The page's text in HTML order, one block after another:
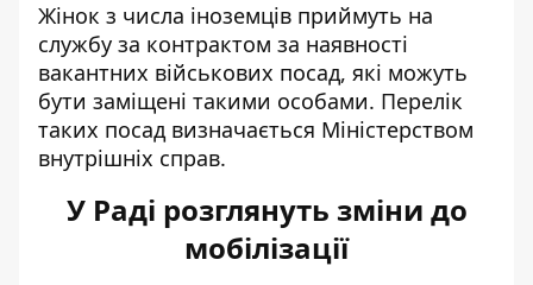
Жінок з числа іноземців приймуть на
службу за контрактом за наявності
вакантних військових посад, які можуть
бути заміщені такими особами. Перелік
таких посад визначається Міністерством
внутрішніх справ.
У Раді розглянуть зміни до
мобілізації